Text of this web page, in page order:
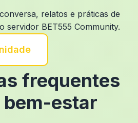
relatos e práticas de
servidor BET555 Community.
frequentes
bem-estar